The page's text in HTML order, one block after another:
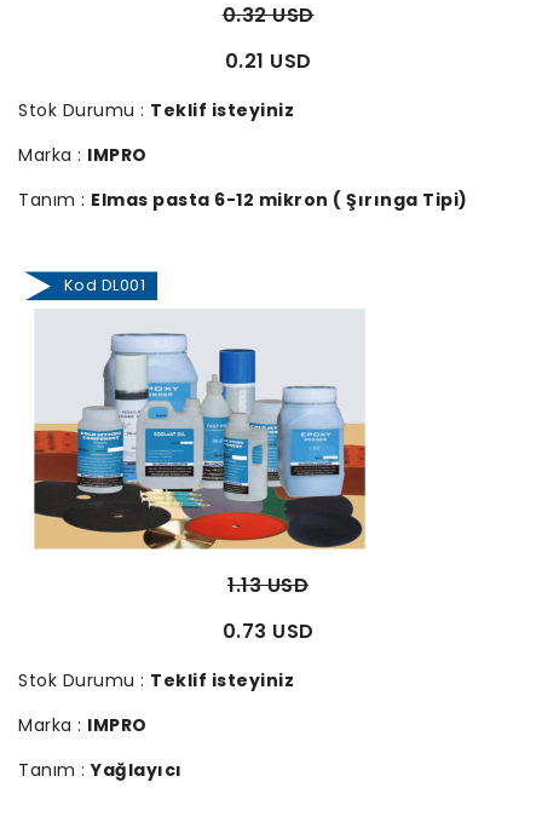
0.32 USD
0.21 USD
Stok Durumu : Teklif isteyiniz
Marka : IMPRO
Tanım : Elmas pasta 6-12 mikron ( Şırınga Tipi)
Kod DL001
1.13 USD
0.73 USD
Stok Durumu : Teklif isteyiniz
Marka : IMPRO
Tanım :Yağlayıcı